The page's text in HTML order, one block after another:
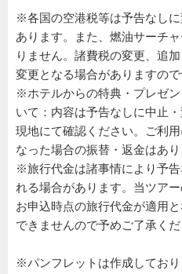
※各国の空港税等は予告なし
あります。また、燃油サーチ
りません。諸費税の変更、追
変更となる場合がありますので
※ホテルからの特典・プレゼ
いて：内容は予告なしに中止
現地にて確認ください。ご利
なった場合の振替・返金はあり
※旅行代金は諸事情により予
れる場合があります。当ツア
お申込時点の旅行代金が適用
できませんので予めご了承くだ
※パンフレットは作成してお